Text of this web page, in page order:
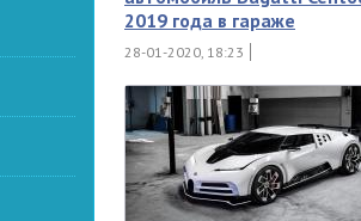
2019 года в гараже
28-01-2020, 18:23